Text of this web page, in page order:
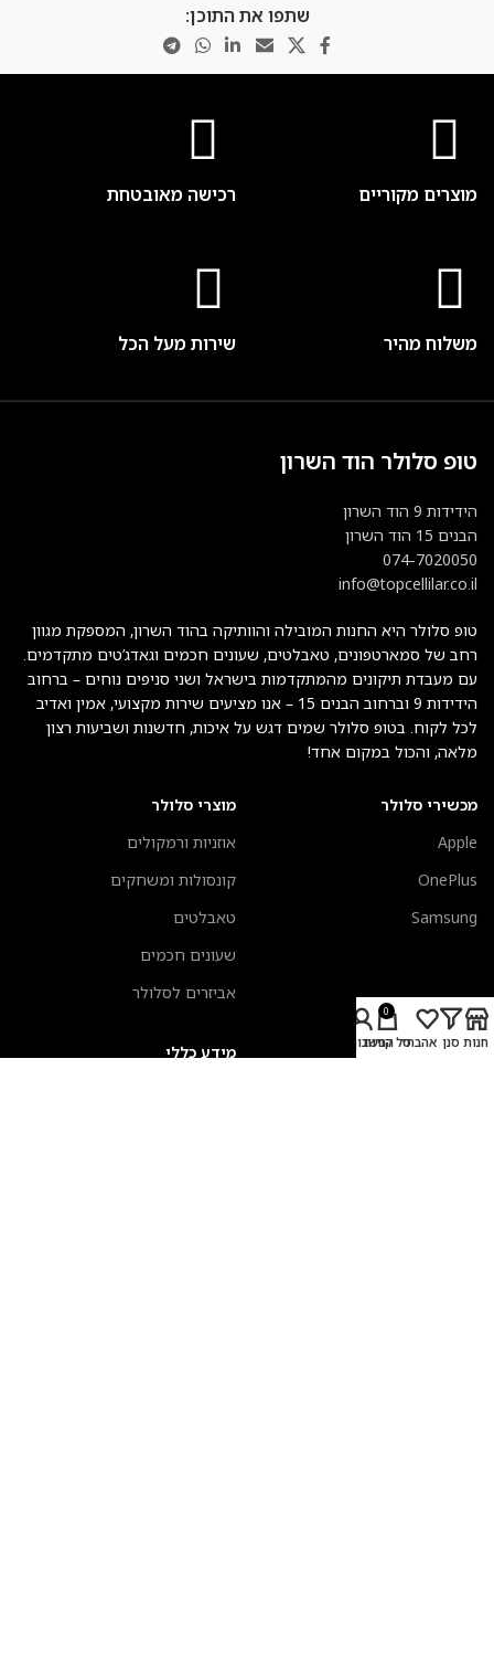
שתפו את התוכן:
מוצרים מקוריים רכישה מאובטחת
משלוח מהיר שירות מעל הכל
טופ סלולר הוד השרון
הידידות 9 הוד השרון
הבנים 15 הוד השרון
074-7020050
info@topcellilar.co.il
טופ סלולר היא החנות המובילה והוותיקה בהוד השרון, המספקת מגוון
רחב של סמארטפונים, טאבלטים, שעונים חכמים וגאדג’טים מתקדמים.
עם מעבדת תיקונים מהמתקדמות בישראל ושני סניפים נוחים – ברחוב
הידידות 9 וברחוב הבנים 15 – אנו מציעים שירות מקצועי, אמין ואדיב
לכל לקוח. בטופ סלולר שמים דגש על איכות, חדשנות ושביעות רצון
מלאה, והכול במקום אחד!
מכשירי סלולר
Apple
OnePlus
Samsung
מוצרי סלולר
אוזניות ורמקולים
קונסולות ומשחקים
טאבלטים
שעונים חכמים
אביזרים לסלולר
מעבדת תיקונים
מידע כללי
חנות סנן אהבתי
0
סל קניות
החשבון שלי